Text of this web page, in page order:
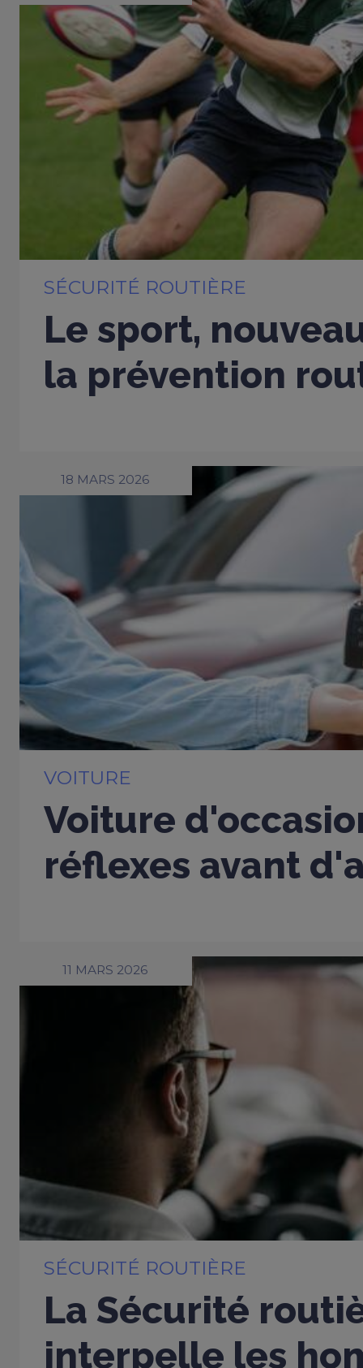
SÉCURITÉ ROUTIÈRE
Le sport,
la prévention
18 MARS 2026
VOITURE
Voiture
réflexes avant
11 MARS 2026
SÉCURITÉ ROUTIÈRE
La Sécurité
interpelle les